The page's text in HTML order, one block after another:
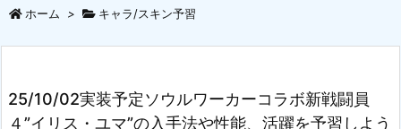
ホーム > キャラ/スキン予習
25/10/02実装予定ソウルワーカーコラボ新戦闘員
４”イリス・ユマ”の入手法や性能、活躍を予習しよう